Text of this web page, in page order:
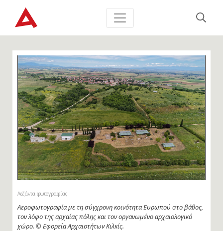
Λεζάντα φωτογραφίας
Αεροφωτογραφία με τη σύγχρονη κοινότητα Ευρωπού στο βάθος,
τον λόφο της αρχαίας πόλης και τον οργανωμένο αρχαιολογικό
χώρο. © Εφορεία Αρχαιοτήτων Κιλκίς.